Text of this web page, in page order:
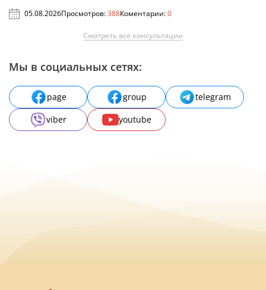
05.08.2026Просмотров:388Коментарии:0
Смотреть все консультации
Мы в социальных сетях:
page group
telegram
viber
youtube